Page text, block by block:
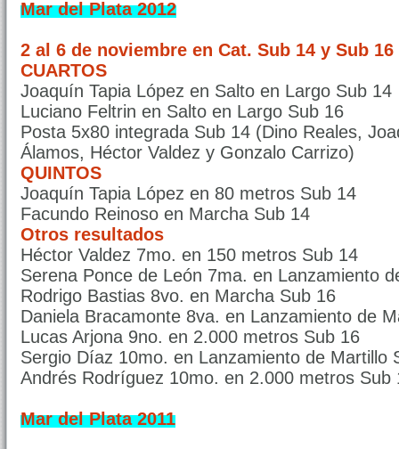
Mar del Plata 2012
2 al 6 de noviembre en Cat. Sub 14 y Sub
CUARTOS
Joaquín Tapia López en Salto en Largo Sub 14
Luciano Feltrin en Salto en Largo Sub 16
Posta 5x80 integrada Sub 14 (Dino Reales,
Álamos, Héctor Valdez y Gonzalo Carrizo)
QUINTOS
Joaquín Tapia López en 80 metros Sub 14
Facundo Reinoso en Marcha Sub 14
Otros resultados
Héctor Valdez 7mo. en 150 metros Sub 14
Serena Ponce de León 7ma. en Lanzamiento
Rodrigo Bastias 8vo. en Marcha Sub 16
Daniela Bracamonte 8va. en Lanzamiento de
Lucas Arjona 9no. en 2.000 metros Sub 16
Sergio Díaz 10mo. en Lanzamiento de Martillo
Andrés Rodríguez 10mo. en 2.000 metros Sub
Mar del Plata 2011